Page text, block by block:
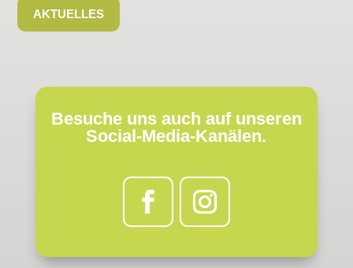
AKTUELLES
Besuche uns auch auf unseren
Social-Media-Kanälen.